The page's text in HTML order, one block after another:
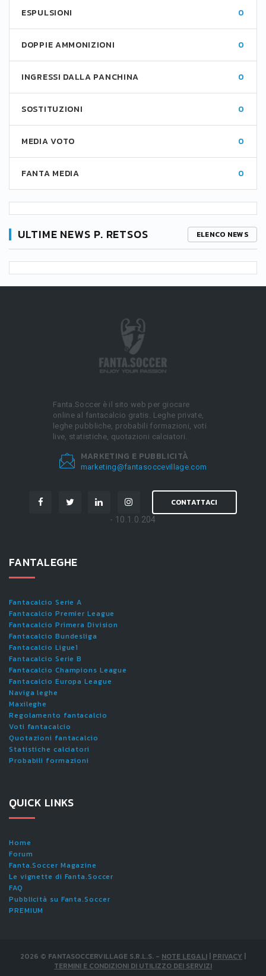
ESPULSIONI 0
DOPPIE AMMONIZIONI 0
INGRESSI DALLA PANCHINA 0
SOSTITUZIONI 0
MEDIA VOTO 0
FANTA MEDIA 0
ULTIME NEWS P. RETSOS ELENCO NEWS
Fanta.Soccer è il sito web per giocare
online al fantacalcio gratis. Leghe private,
leghe pubbliche, probabili formazioni, voti
live, statistiche, quotazioni calciatori.
MARKETING E PUBBLICITÀ
marketing@fantasoccevillage.com
CONTATTACI
- 10.1.0.204
FANTALEGHE
Fantacalcio Serie A
Fantacalcio Premier League
Fantacalcio Primera Division
Fantacalcio Bundesliga
Fantacalcio Ligue1
Fantacalcio Serie B
Fantacalcio Champions League
Fantacalcio Europa League
Naviga leghe
Maxileghe
Regolamento fantacalcio
Voti fantacalcio
Quotazioni fantacalcio
Statistiche calciatori
Probabili formazioni
QUICK LINKS
Home
Forum
Fanta.Soccer Magazine
Le vignette di Fanta.Soccer
FAQ
Pubblicità su Fanta.Soccer
PREMIUM
2026 © FANTASOCCERVILLAGE S.R.L.S. - NOTE LEGALI | PRIVACY |
TERMINI E CONDIZIONI DI UTILIZZO DEI SERVIZI